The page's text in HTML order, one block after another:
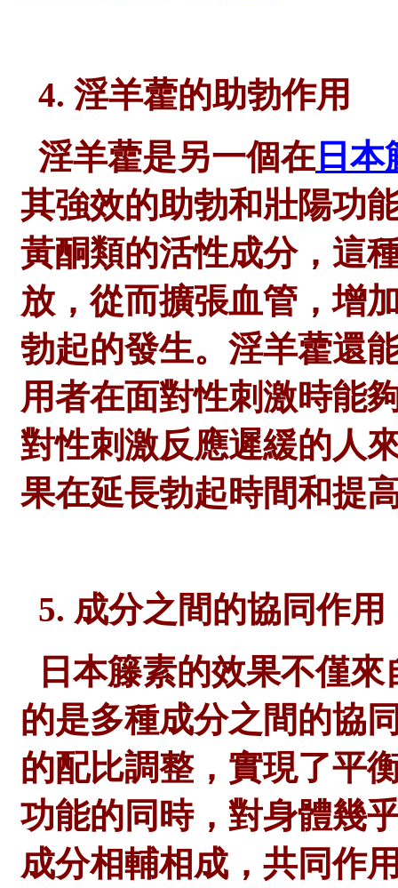
4. 淫羊藿的助勃作用
淫羊藿是另一個在日本
其強效的助勃和壯陽功
黃酮類的活性成分，這
放，從而擴張血管，增
勃起的發生。 淫羊藿還
用者在面對性刺激時能
對性刺激反應遲緩的人
果在延長勃起時間和提
5. 成分之間的協同作用
日本籐素的效果不僅
的是多種成分之間的協
的配比調整，實現了平
功能的同時，對身體幾
成分相輔相成，共同作